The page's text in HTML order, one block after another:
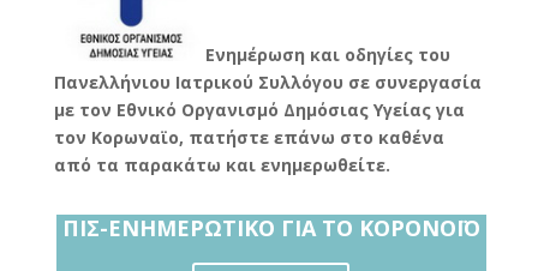
Ενημέρωση και οδηγίες του
Πανελλήνιου Ιατρικού Συλλόγου σε συνεργασία
με τον Εθνικό Οργανισμό Δημόσιας Υγείας για
τον Κορωναϊο, πατήστε επάνω στο καθένα
από τα παρακάτω και ενημερωθείτε.
ΠΙΣ-ΕΝΗΜΕΡΩΤΙΚΟ ΓΙΑ ΤΟ ΚΟΡΟΝΟΪΟ